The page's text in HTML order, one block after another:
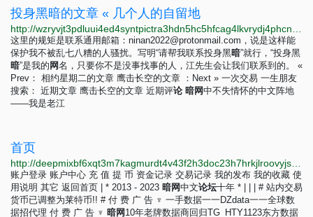
投身黑暗的文章 « 几个人的自留地
这里的规矩是联系通用邮箱： ninan2022@protonmail.com ，说是这样能
保护我不被乱七八糟的人骚扰。写明“请帮我联系投身黑暗”就行，“投身黑
暗”是我的 网名，只要你不是没事找事的人，江先生会让我们联系到的。 «
Prev： 相约星期二的文章 鹰击长空的文章 ：Next » 一次交易 一生朋友
搜索： 近期文章 鹰击长空的文章 近期评论 暗网中不失情怀的中文阵地
——我是老江
首页
账户登录 账户中心 充 值 提 币 资金记录 交易记录 我的发布 我的收藏 使
用说明 其它 返回首页 | * 2013 - 2023 暗网中文论坛十年 * | | | # 站内交易
货币已调整为莱特币!! # 付 费 广 告 ♆ 一手数据一一DZdata一一全球数
据招代理 付 费 广 告 ♆ 暗网 10年老牌数据商回归TG_HTY1123东方数据